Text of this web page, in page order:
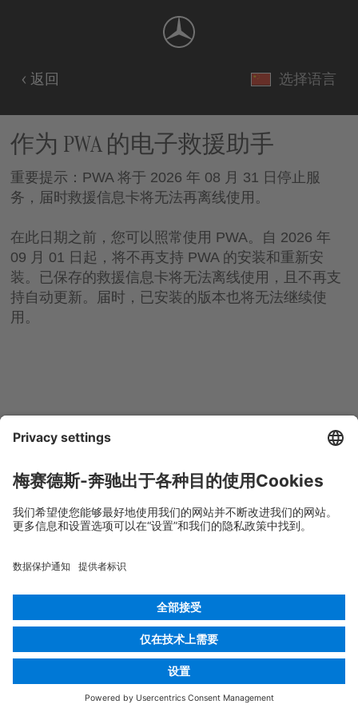
返回 选择语言
作为 PWA 的电子救援助手
重要提示：PWA 将于 2026 年 08 月 31 日停止服
务，届时救援信息卡将无法再离线使用。
在此日期之前，您可以照常使用 PWA。自 2026 年
09 月 01 日起，将不再支持 PWA 的安装和重新安
装。已保存的救援信息卡将无法离线使用，且不再支
持自动更新。届时，已安装的版本也将无法继续使
用。
选择语言
© 2026Mercedes-Benz AG
Cookie 设置 Cookies
法律声明